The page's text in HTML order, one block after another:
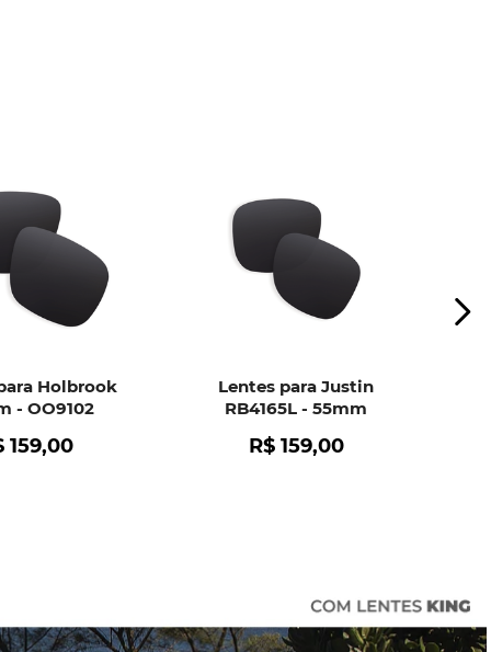
Holbrook
- OO9102
159,00
Lentes para Justin
RB4165L - 55mm
R$ 159,00